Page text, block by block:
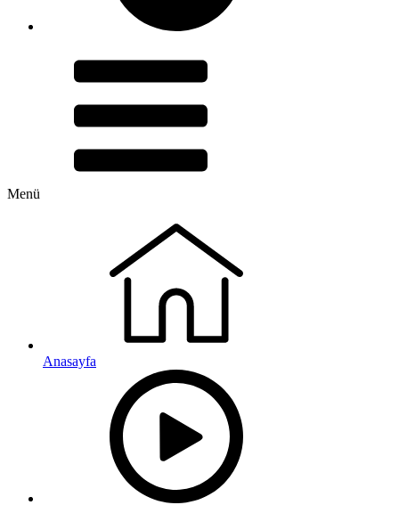
Menü
Anasayfa